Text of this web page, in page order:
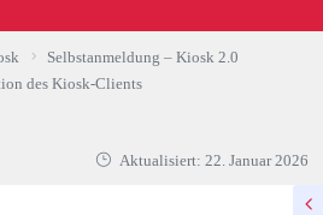
Selbstanmeldung – Kiosk 2.0
des Kiosk-Clients
Aktualisiert: 22. Januar 2026